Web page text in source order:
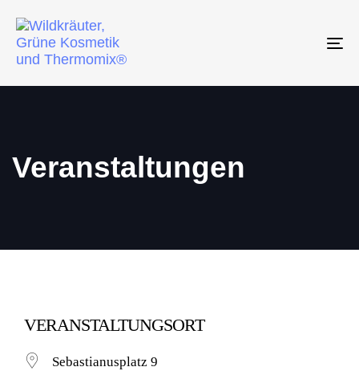
Veranstaltungen
VERANSTALTUNGSORT
Sebastianusplatz 9